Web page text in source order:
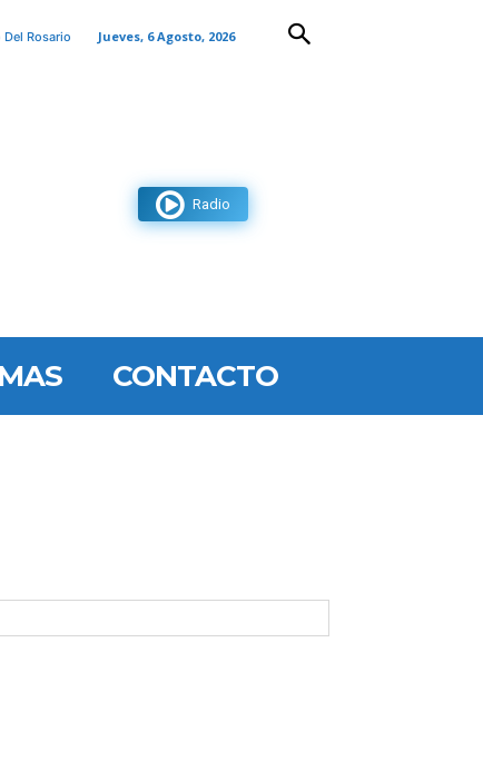
Del Rosario Jueves, 6 Agosto, 2026
Radio
CONTACTO